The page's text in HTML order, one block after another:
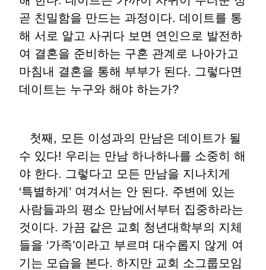
곧 친밀함을 만드는 과정이다. 데이트를 통
해 서로 알고 사귀다 보면 연인으로 발전하
여 결혼을 준비하는 구혼 관계로 나아가고
마침내 결혼을 통해 부부가 된다. 그렇다면
데이트는 누구와 해야 하는가?
첫째, 모든 이성과의 만남은 데이트가 될
수 있다! 우리는 만남 하나하나를 소중히 해
야 한다. 그렇다고 모든 만남을 지나치게
‘특별하게’ 여겨서는 안 된다. 주변에 있는
사람들과의 평소 만남에서부터 집중하라는
것이다. 가끔 같은 교회 청년대학부의 지체
들을 ‘가족’이라고 부르며 대수롭지 않게 여
기는 모습을 본다. 하지만 교회 소그룹모임